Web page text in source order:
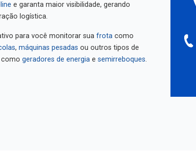
e garanta maior visibilidade, gerando
logística.
para você monitorar sua frota como
, máquinas pesadas ou outros tipos de
como geradores de energia e semirreboques.